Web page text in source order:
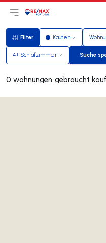
Hauptmenü öffnen
LogoZur Startseite
Filter
Filter Kaufen
4+ Schlafzimmer Suche